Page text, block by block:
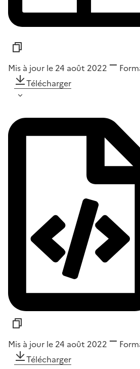
Mis à jour le 24 août 2022
Télécharger
Mis à jour le 24 août 2022
Télécharger